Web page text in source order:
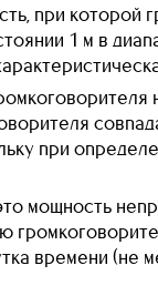
при которой
1 м в
при
мощность
времени (не